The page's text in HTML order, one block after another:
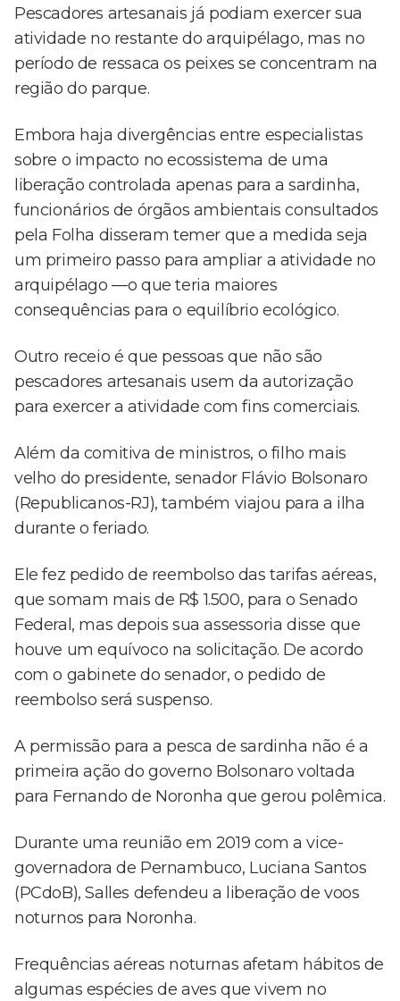
Pescadores artesanais já podiam exercer sua
atividade no restante do arquipélago, mas no
período de ressaca os peixes se concentram na
região do parque.
Embora haja divergências entre especialistas
sobre o impacto no ecossistema de uma
liberação controlada apenas para a sardinha,
funcionários de órgãos ambientais consultados
pela Folha disseram temer que a medida seja
um primeiro passo para ampliar a atividade no
arquipélago —o que teria maiores
consequências para o equilíbrio ecológico.
Outro receio é que pessoas que não são
pescadores artesanais usem da autorização
para exercer a atividade com fins comerciais.
Além da comitiva de ministros, o filho mais
velho do presidente, senador Flávio Bolsonaro
(Republicanos-RJ), também viajou para a ilha
durante o feriado.
Ele fez pedido de reembolso das tarifas aéreas,
que somam mais de R$ 1.500, para o Senado
Federal, mas depois sua assessoria disse que
houve um equívoco na solicitação. De acordo
com o gabinete do senador, o pedido de
reembolso será suspenso.
A permissão para a pesca de sardinha não é a
primeira ação do governo Bolsonaro voltada
para Fernando de Noronha que gerou polêmica.
Durante uma reunião em 2019 com a vice-
governadora de Pernambuco, Luciana Santos
(PCdoB), Salles defendeu a liberação de voos
noturnos para Noronha.
Frequências aéreas noturnas afetam hábitos de
algumas espécies de aves que vivem no